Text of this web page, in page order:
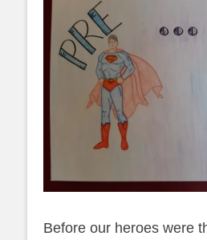
Before our heroes were